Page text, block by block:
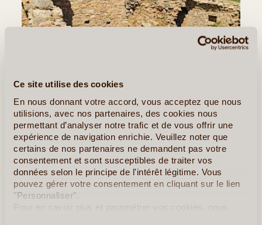
Ce site utilise des cookies
En nous donnant votre accord, vous acceptez que nous
utilisions, avec nos partenaires, des cookies nous
permettant d’analyser notre trafic et de vous offrir une
expérience de navigation enrichie. Veuillez noter que
certains de nos partenaires ne demandent pas votre
consentement et sont susceptibles de traiter vos
données selon le principe de l'intérêt légitime. Vous
pouvez gérer votre consentement en cliquant sur le lien
"Personnaliser".
Pour en savoir plus et paramétrer vos cookies, nous
©
Jour 5 : Le centre et l’ouest de Chios
Les paysages deviennent plus montagneux, mais les
routes sont très correctes, et les paysages
méditerranéens superbes.
Commencer par la route des monastères, en visitant les